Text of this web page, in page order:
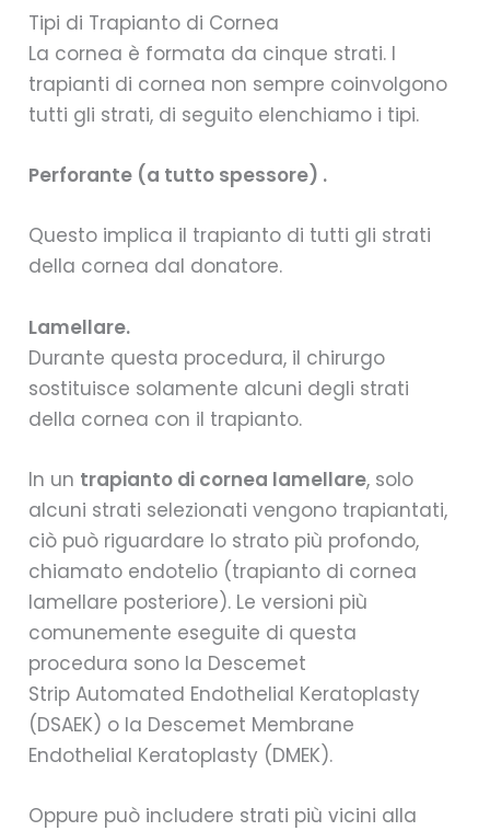
Tipi di Trapianto di Cornea
La cornea è formata da cinque strati. I
trapianti di cornea non sempre coinvolgono
tutti gli strati, di seguito elenchiamo i tipi.
Perforante (a tutto spessore) .
Questo implica il trapianto di tutti gli strati
della cornea dal donatore.
Lamellare.
Durante questa procedura, il chirurgo
sostituisce solamente alcuni degli strati
della cornea con il trapianto.
In un trapianto di cornea lamellare, solo
alcuni strati selezionati vengono trapiantati,
ciò può riguardare lo strato più profondo,
chiamato endotelio (trapianto di cornea
lamellare posteriore). Le versioni più
comunemente eseguite di questa
procedura sono la Descemet
Strip Automated Endothelial Keratoplasty
(DSAEK) o la Descemet Membrane
Endothelial Keratoplasty (DMEK).
Oppure può includere strati più vicini alla